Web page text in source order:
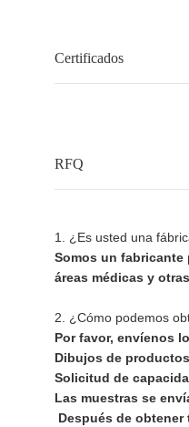
Certificados
RFQ
1. ¿Es usted una
Somos un fabricante
áreas médicas y
2. ¿Cómo podemos
Por favor, envíenos
Dibujos de productos
Solicitud de
Las muestras se
Después de